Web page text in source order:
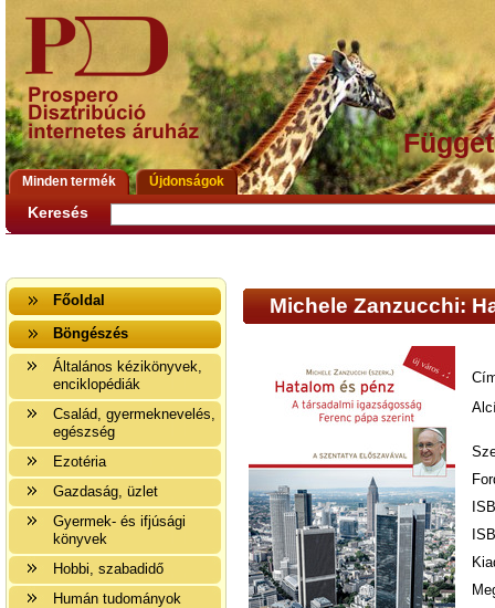
Minden termék Újdonságok
Keresés
Főoldal
Böngészés
Általános kézikönyvek,
enciklopédiák
Család, gyermeknevelés,
egészség
Ezotéria
Gazdaság, üzlet
Gyermek- és ifjúsági
könyvek
Hobbi, szabadidő
Humán tudományok
Michele Zanzucchi: